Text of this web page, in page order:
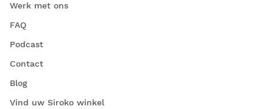
Werk met ons
FAQ
Podcast
Contact
Blog
Vind uw Siroko winkel